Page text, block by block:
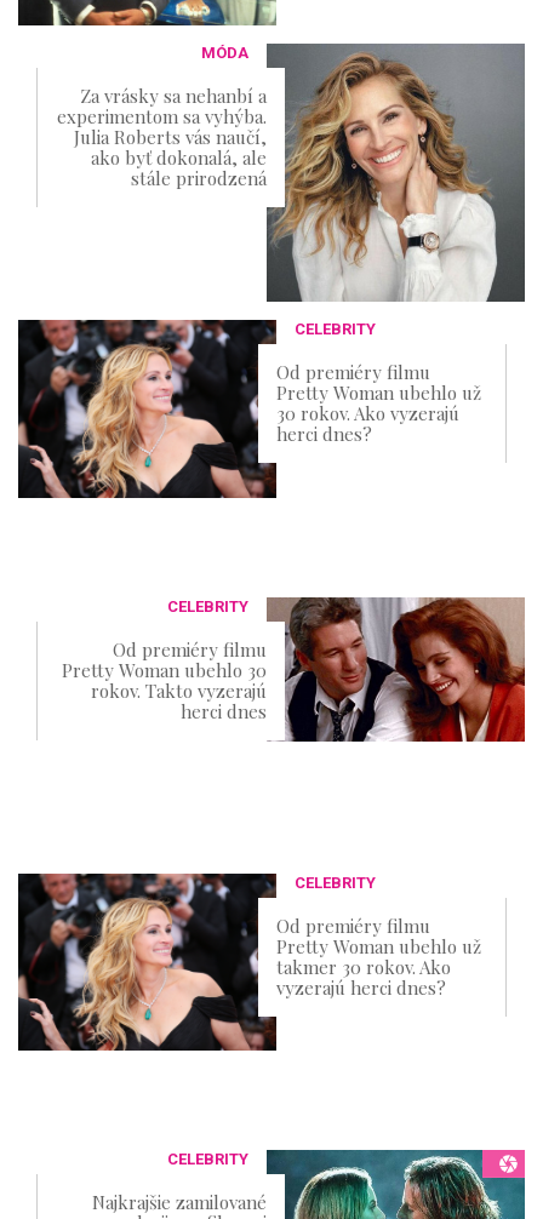
MÓDA
Za vrásky sa nehanbí a
experimentom sa vyhýba.
Julia Roberts vás naučí,
ako byť dokonalá, ale
stále prirodzená
CELEBRITY
Od premiéry filmu
Pretty Woman ubehlo už
30 rokov. Ako vyzerajú
herci dnes?
CELEBRITY
Od premiéry filmu
Pretty Woman ubehlo 30
rokov. Takto vyzerajú
herci dnes
CELEBRITY
Od premiéry filmu
Pretty Woman ubehlo už
takmer 30 rokov. Ako
vyzerajú herci dnes?
CELEBRITY
Najkrajšie zamilované